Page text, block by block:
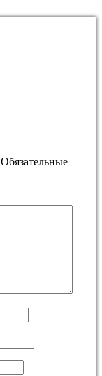
Обязательные